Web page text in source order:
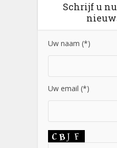
Schrijf u
Uw naam (*)
Uw email (*)